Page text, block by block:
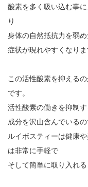
酸素を多く吸い込む事
り
身体の自然抵抗力を弱
症状が現れやすくなりま
この活性酸素を抑える
です。
活性酸素の働きを抑制
成分を沢山含んでいるの
ルイボスティーは健康
は非常に手軽で
そして簡単に取り入れ